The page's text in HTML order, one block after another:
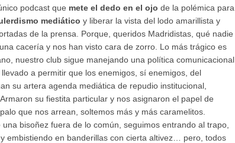
podcast que mete el dedo en el ojo de la polémica para
mediático y liberar la vista del lodo amarillista y
de la prensa. Porque, queridos Madridistas, qué nadie
cacería y nos han visto cara de zorro. Lo más trágico es
nuestro club sigue manejando una política comunicacional
a permitir que los enemigos, sí enemigos, del
su artera agenda mediática de repudio institucional,
su fiestita particular y nos asignaron el papel de
que nos arrean, soltemos más y más caramelitos.
bisoñez fuera de lo común, seguimos entrando al trapo,
embistiendo en banderillas con cierta altivez… pero, todos